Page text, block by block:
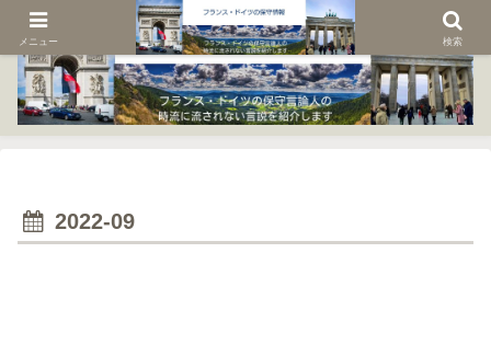
2022-09
メニュー 検索